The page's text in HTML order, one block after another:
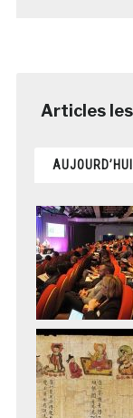
AUJOURD’HUI